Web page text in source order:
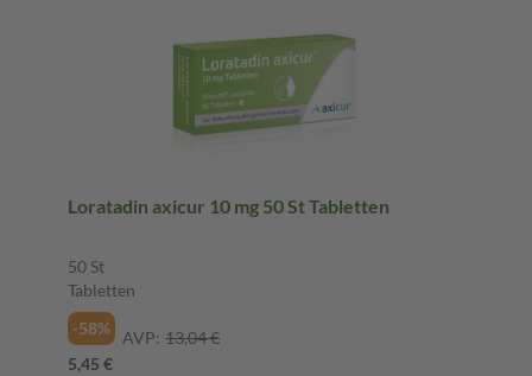
Loratadin axicur 10 mg 50 St Tabletten
50 St
Tabletten
-58%
AVP: 13,04 €
5,45 €